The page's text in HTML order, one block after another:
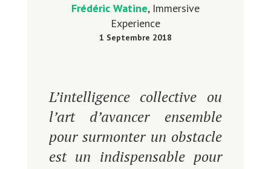
Frédéric Watine, Immersive
Experience
1 Septembre 2018
L’intelligence collective ou
l’art d’avancer ensemble
pour surmonter un obstacle
est un indispensable pour